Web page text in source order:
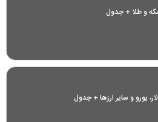
و طلا + جدول
یورو و سایر ارز‌ها + جدول